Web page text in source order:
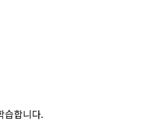
습합니다.